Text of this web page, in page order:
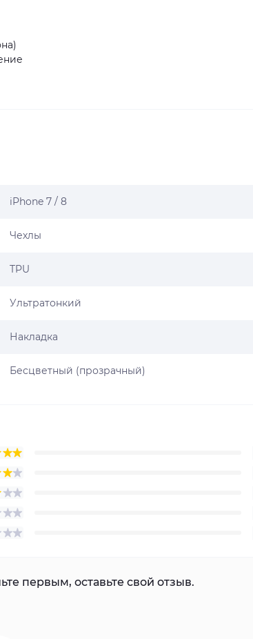
iPhone 7 / 8
Чехлы
TPU
Ультратонкий
Накладка
Бесцветный (прозрачный)
первым, оставьте свой отзыв.